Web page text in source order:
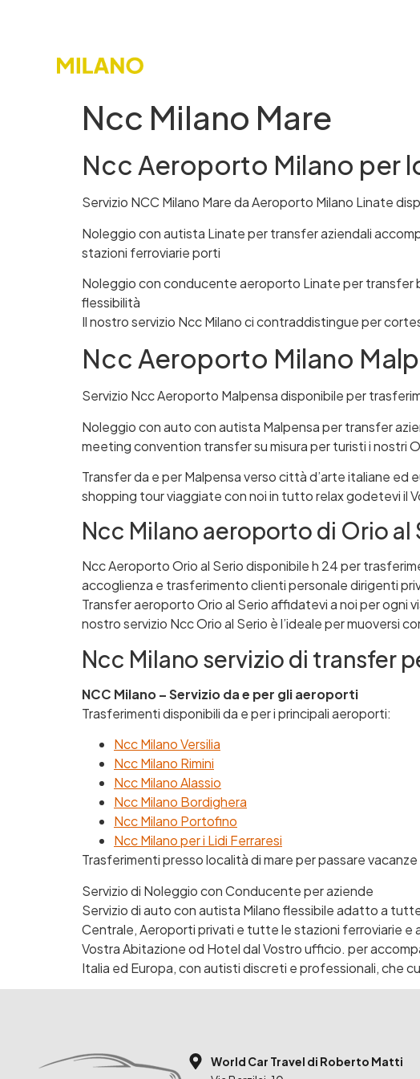
Ncc Milano Mare
Ncc Aeroporto Milano per
Servizio NCC Milano Mare da Aeroporto Milano Linate
Noleggio con autista Linate per transfer aziendali
stazioni ferroviarie porti
Noleggio con conducente aeroporto Linate per transfer
flessibilità
Il nostro servizio Ncc Milano ci contraddistingue per
Ncc Aeroporto Milano
Servizio Ncc Aeroporto Malpensa disponibile per
Noleggio con auto con autista Malpensa per transfer
meeting convention transfer su misura per turisti i nostri
Transfer da e per Malpensa verso città d’arte italiane
shopping tour viaggiate con noi in tutto relax godetevi il
Ncc Milano aeroporto di Orio al
Ncc Aeroporto Orio al Serio disponibile h 24 per
accoglienza e trasferimento clienti personale dirigenti
Transfer aeroporto Orio al Serio affidatevi a noi per ogni
nostro servizio Ncc Orio al Serio è l’ideale per muoversi
Ncc Milano servizio di transfer
NCC Milano – Servizio da e per gli aeroporti
Trasferimenti disponibili da e per i principali aeroporti:
Ncc Milano Versilia
Ncc Milano Rimini
Ncc Milano Alassio
Ncc Milano Bordighera
Ncc Milano Portofino
Ncc Milano per i Lidi Ferraresi
Trasferimenti presso località di mare per passare
Servizio di Noleggio con Conducente per aziende
Servizio di auto con autista Milano flessibile adatto a
Centrale, Aeroporti privati e tutte le stazioni ferroviarie e
Vostra Abitazione od Hotel dal Vostro ufficio. per
Italia ed Europa, con autisti discreti e professionali, che
World Car Travel di Roberto Matti